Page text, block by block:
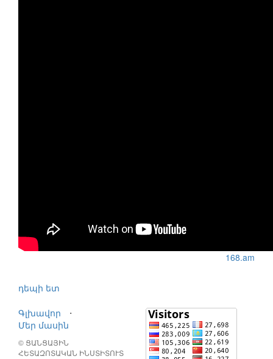
168.am
դեպի ետ
Գլխավոր
⋅
Մեր մասին
© ՑԱՆՑԱՅԻՆ
ՀԵՏԱԶՈՏԱԿԱՆ ԻՆՍՏԻՏՈՒՏ